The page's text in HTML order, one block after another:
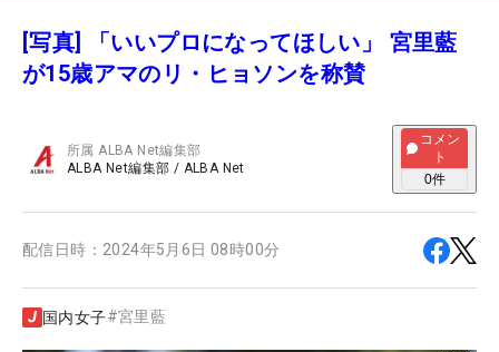
[写真] 「いいプロになってほしい」 宮里藍
が15歳アマのリ・ヒョソンを称賛
所属ALBA Net編集部
ALBA Net編集部 / ALBA Net
コメン
ト
0件
配信日時： 2024年5月6日 08時00分
国内女子#宮里藍